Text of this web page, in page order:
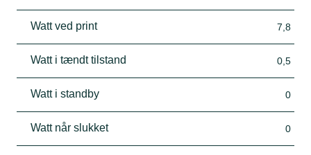
Watt ved print 7,8
Watt i tændt tilstand 0,5
Watt i standby 0
Watt når slukket 0